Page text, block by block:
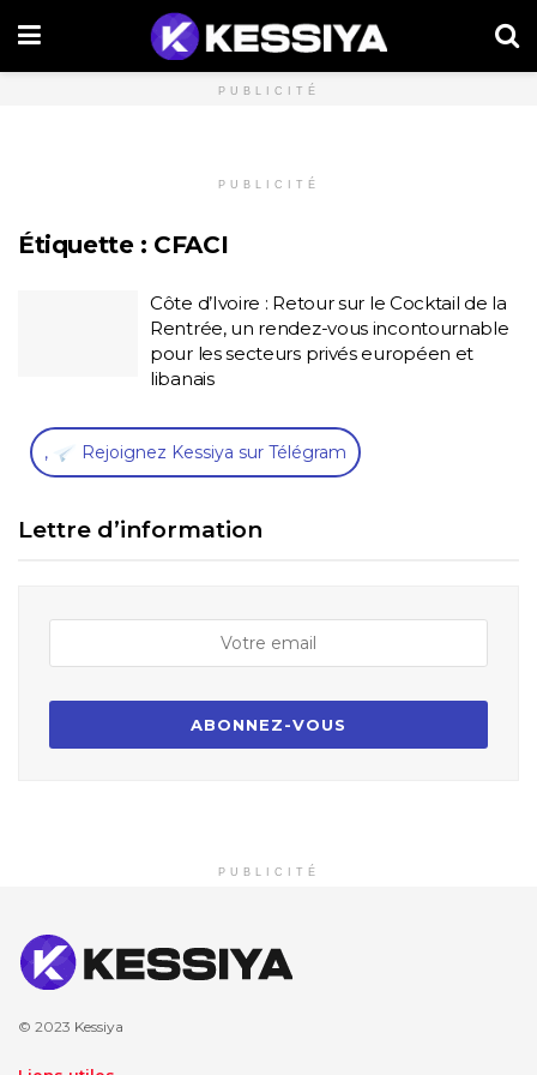
PUBLICITÉ
PUBLICITÉ
Étiquette : CFACI
Côte d’Ivoire : Retour sur le Cocktail de la
Rentrée, un rendez-vous incontournable
pour les secteurs privés européen et
libanais
, Rejoignez Kessiya sur Télégram
Lettre d’information
PUBLICITÉ
© 2023 Kessiya